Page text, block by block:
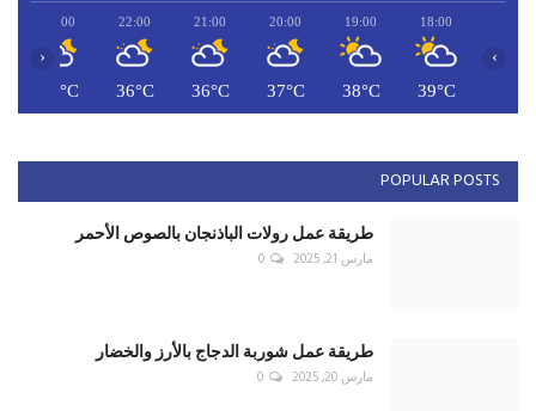
18:00
39°C
19:00
38°C
20:00
37°C
21:00
36°C
22:00
36°C
23:00
35°C
‹ ›
POPULAR POSTS
طريقة عمل رولات الباذنجان بالصوص الأحمر
مارس 21, 2025 0
طريقة عمل شوربة الدجاج بالأرز والخضار
مارس 20, 2025 0